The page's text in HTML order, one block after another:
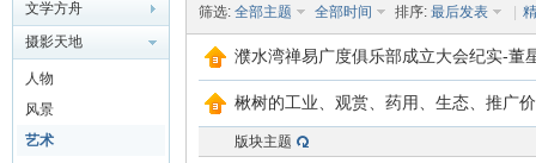
文学方舟
摄影天地
人物
风景
艺术
筛选: 全部主题 全部时间 排序: 最后发表
濮水湾禅易广度俱乐部成立大会纪实-董
楸树的工业、观赏、药用、生态、推广
版块主题